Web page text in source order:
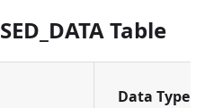
Table
Data Type